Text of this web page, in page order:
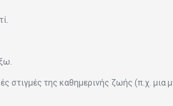
στιγμές της καθημερινής ζωής (π.χ.